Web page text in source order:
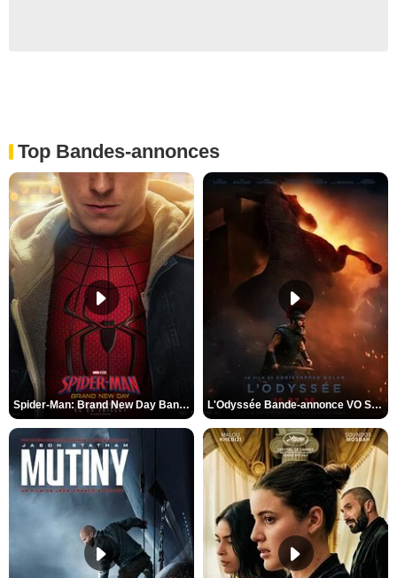
Top Bandes-annonces
Spider-Man: Brand New Day Bande-annonce VO STFR L'Odyssée Bande-annonce VO STFR